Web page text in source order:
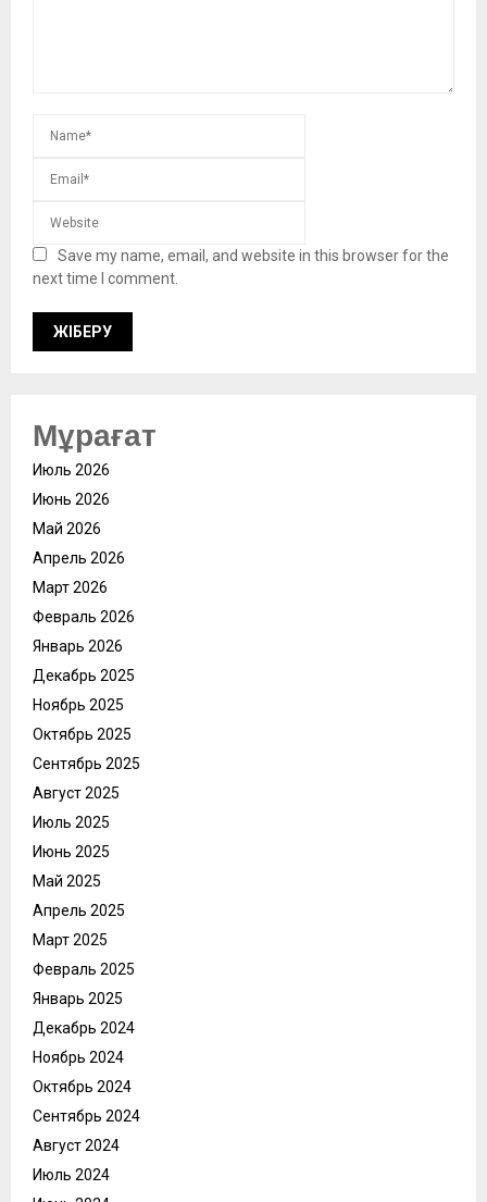
Save my name, email, and website in this browser for the
next time I comment.
Мұрағат
Июль 2026
Июнь 2026
Май 2026
Апрель 2026
Март 2026
Февраль 2026
Январь 2026
Декабрь 2025
Ноябрь 2025
Октябрь 2025
Сентябрь 2025
Август 2025
Июль 2025
Июнь 2025
Май 2025
Апрель 2025
Март 2025
Февраль 2025
Январь 2025
Декабрь 2024
Ноябрь 2024
Октябрь 2024
Сентябрь 2024
Август 2024
Июль 2024